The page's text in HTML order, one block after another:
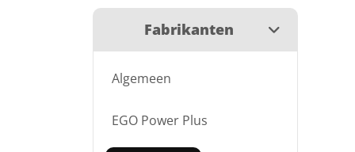
Fabrikanten
Algemeen
EGO Power Plus